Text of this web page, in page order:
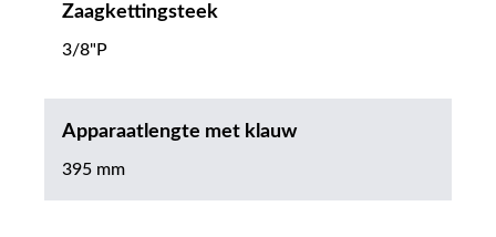
Zaagkettingsteek
3/8"P
Apparaatlengte met klauw
395 mm